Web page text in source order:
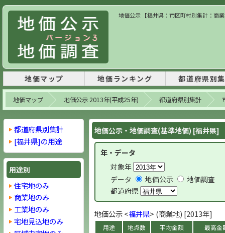
地価公示 【福井県：市区町村別集計：商
地価マップ 地価ランキング 都道府県別
地価マップ 地価公示 2013年(平成25年) 都道府県別集計
地価公示・地価調査(基準地価) [福井県]
年・データ
対象年
データ
地価公示
地価調査
都道府県
地価公示 <福井県> (商業地) [2013年]
用途 地点数 平均金額
最高金
都道府県別集計
[福井県]の用途
用途別
住宅地のみ
商業地のみ
工業地のみ
宅地見込地のみ